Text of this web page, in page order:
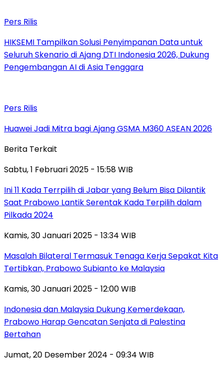
Pers Rilis
HIKSEMI Tampilkan Solusi Penyimpanan Data untuk
Seluruh Skenario di Ajang DTI Indonesia 2026, Dukung
Pengembangan AI di Asia Tenggara
Pers Rilis
Huawei Jadi Mitra bagi Ajang GSMA M360 ASEAN 2026
Berita Terkait
Sabtu, 1 Februari 2025 - 15:58 WIB
Ini 11 Kada Terrpilih di Jabar yang Belum Bisa Dilantik
Saat Prabowo Lantik Serentak Kada Terpilih dalam
Pilkada 2024
Kamis, 30 Januari 2025 - 13:34 WIB
Masalah Bilateral Termasuk Tenaga Kerja Sepakat Kita
Tertibkan, Prabowo Subianto ke Malaysia
Kamis, 30 Januari 2025 - 12:00 WIB
Indonesia dan Malaysia Dukung Kemerdekaan,
Prabowo Harap Gencatan Senjata di Palestina
Bertahan
Jumat, 20 Desember 2024 - 09:34 WIB